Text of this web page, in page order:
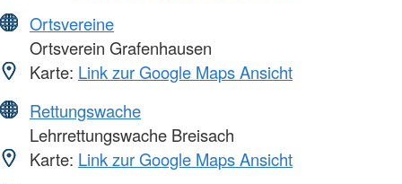
Ortsvereine
Ortsverein Grafenhausen
Karte: Link zur Google Maps Ansicht
Rettungswache
Lehrrettungswache Breisach
Karte: Link zur Google Maps Ansicht